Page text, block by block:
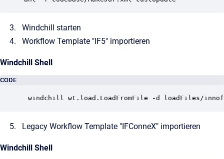
Windchill starten
Workflow Template "IF5" importieren
Windchill Shell
CODE
windchill wt.load.LoadFromFile -d loadFiles/
Legacy Workflow Template "IFConneX" importieren
Windchill Shell